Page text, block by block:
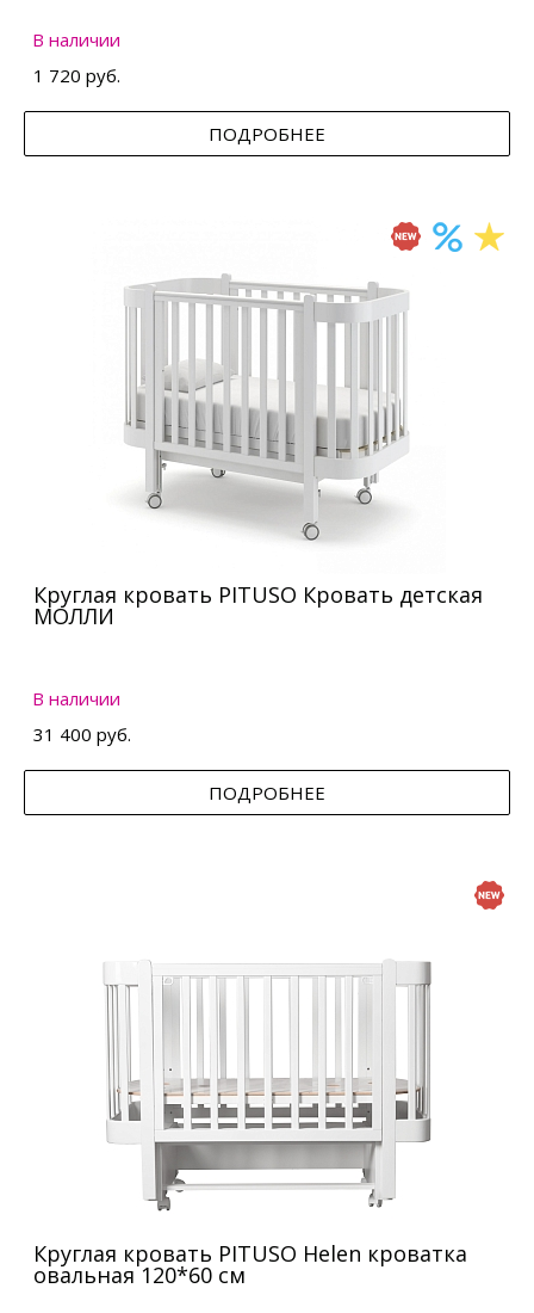
В наличии
1 720 руб.
ПОДРОБНЕЕ
Круглая кровать PITUSO Кровать детская
МОЛЛИ
В наличии
31 400 руб.
ПОДРОБНЕЕ
Круглая кровать PITUSO Helen кроватка
овальная 120*60 см